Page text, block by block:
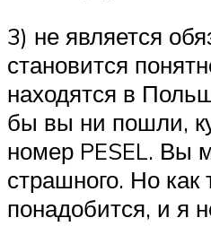
3) не является
становится
находятся в
бы вы ни пошли,
номер PESEL. Вы
страшного. Но как
понадобится, и я